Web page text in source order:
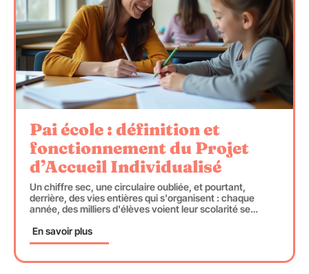
Pai école : définition et
fonctionnement du Projet
d’Accueil Individualisé
Un chiffre sec, une circulaire oubliée, et pourtant,
derrière, des vies entières qui s'organisent : chaque
année, des milliers d'élèves voient leur scolarité se…
En savoir plus